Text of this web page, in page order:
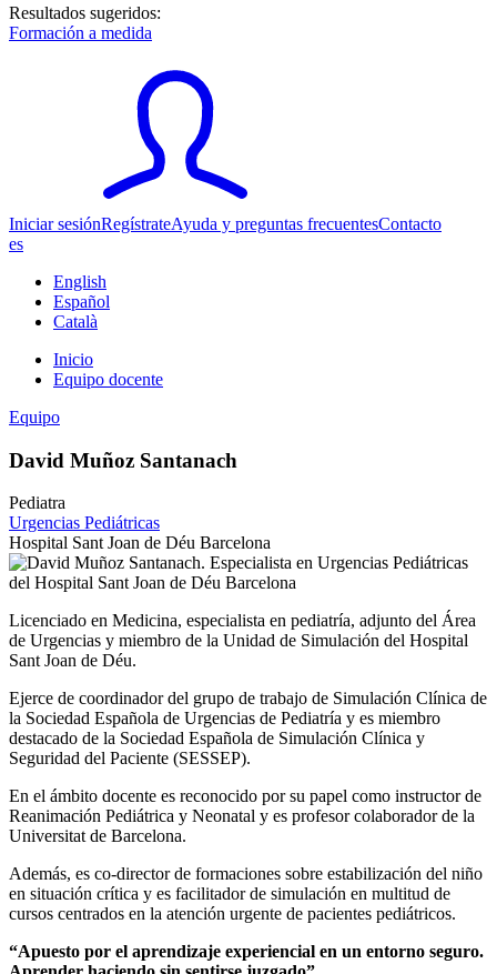
Resultados sugeridos:
Formación a medida
Iniciar sesiónRegístrateAyuda y preguntas frecuentesContacto
es
English
Español
Català
Inicio
Equipo docente
Equipo
David Muñoz Santanach
Pediatra
Urgencias Pediátricas
Hospital Sant Joan de Déu Barcelona
Licenciado en Medicina, especialista en pediatría, adjunto del Área
de Urgencias y miembro de la Unidad de Simulación del Hospital
Sant Joan de Déu.
Ejerce de coordinador del grupo de trabajo de Simulación Clínica de
la Sociedad Española de Urgencias de Pediatría y es miembro
destacado de la Sociedad Española de Simulación Clínica y
Seguridad del Paciente (SESSEP).
En el ámbito docente es reconocido por su papel como instructor de
Reanimación Pediátrica y Neonatal y es profesor colaborador de la
Universitat de Barcelona.
Además, es co-director de formaciones sobre estabilización del niño
en situación crítica y es facilitador de simulación en multitud de
cursos centrados en la atención urgente de pacientes pediátricos.
“Apuesto por el aprendizaje experiencial en un entorno seguro.